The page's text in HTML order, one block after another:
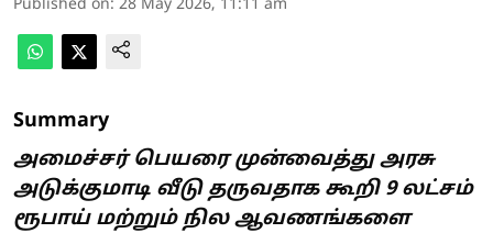
Published on: 28 May 2026, 11:11 am
Summary
அமைச்சர் பெயரை முன்வைத்து அரசு
அடுக்குமாடி வீடு தருவதாக கூறி 9 லட்சம்
ரூபாய் மற்றும் நில ஆவணங்களை